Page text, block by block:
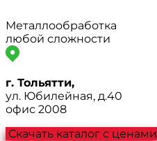
Металлообработка
любой сложности
г. Тольятти,
ул. Юбилейная, д.40
офис 2008
Скачать каталог с ценами